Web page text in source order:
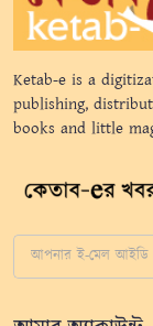
Ketab-e is a
publishing,
books and little